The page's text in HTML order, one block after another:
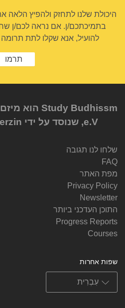
היכולת שלנו לתחזק ולהפיץ הלאה
בתמיכתכם/ן. אם נראה לכם/ן
להועיל, אנא שקלו לתת
תרמו
e.V, שנוסד על ידי Dr. Alexander Berzin
שלחו לנו תגובה
FAQ
מפת האתר
Privacy Policy
Newsletter
התוכן העדכני ביותר
Progress Reports
Courses
שפות אחרות